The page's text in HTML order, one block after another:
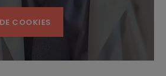
COOKIES